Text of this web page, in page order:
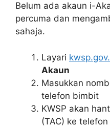
Belum ada akaun i-
percuma dan
sahaja.
Layari
Akaun
Masukkan
telefon bimbit
KWSP akan
(TAC) ke